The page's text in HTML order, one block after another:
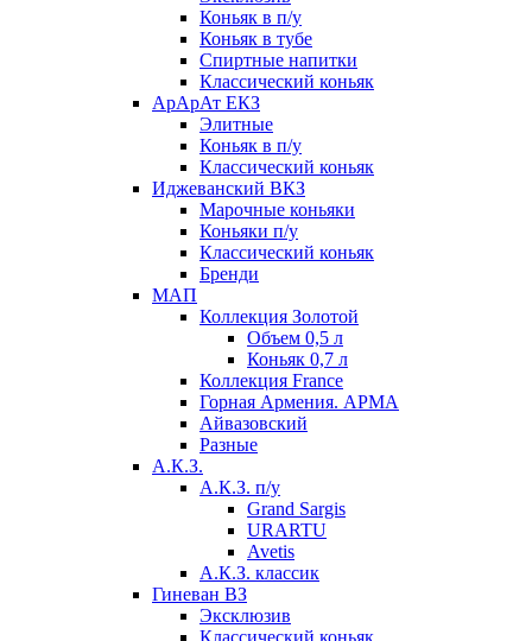
Коньяк в п/у
Коньяк в тубе
Спиртные напитки
Классический коньяк
АрАрАт ЕКЗ
Элитные
Коньяк в п/у
Классический коньяк
Иджеванский ВКЗ
Марочные коньяки
Коньяки п/у
Классический коньяк
Бренди
МАП
Коллекция Золотой
Объем 0,5 л
Коньяк 0,7 л
Коллекция France
Горная Армения. АРМА
Айвазовский
Разные
А.К.З.
А.К.З. п/у
Grand Sargis
URARTU
Avetis
А.К.З. классик
Гиневан ВЗ
Эксклюзив
Классический коньяк